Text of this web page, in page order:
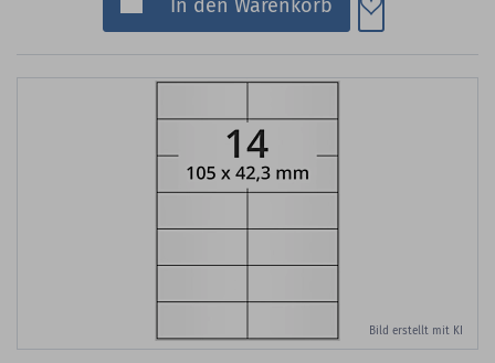
In den Warenkorb
Bild erstellt mit KI